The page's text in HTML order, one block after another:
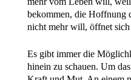
bekommen, die Hoffnung
nicht mehr will, öffnet
Es gibt immer die
hinein zu schauen. Um